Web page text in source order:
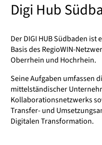
Digi Hub
Der DIGI HUB Südbaden
Basis des RegioWIN-
Oberrhein und Hochrhein.
Seine Aufgaben umfassen
mittelständischer
Kollaborationsnetzwerks
Transfer- und
Digitalen Transformation.